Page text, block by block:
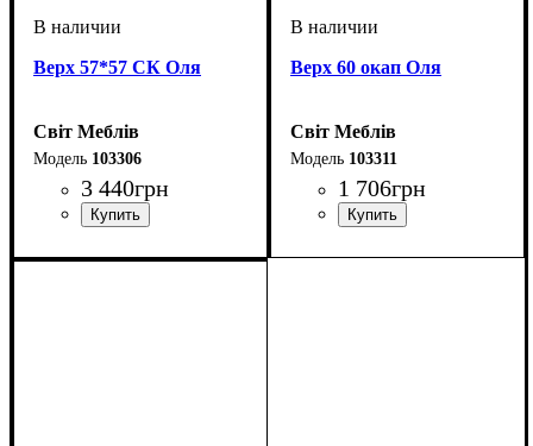
Верх 57*57 СК Оля
Світ Меблів
103306
3 440грн
Верх 60 окап Оля
Світ Меблів
103311
1 706грн